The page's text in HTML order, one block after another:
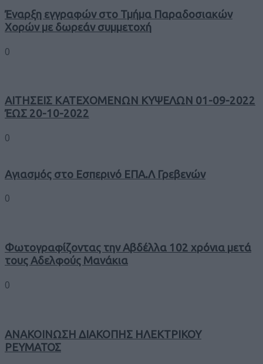
Έναρξη εγγραφών στο Τμήμα Παραδοσιακών
Χορών με δωρεάν συμμετοχή
0
ΑΙΤΗΣΕΙΣ ΚΑΤΕΧΟΜΕΝΩΝ ΚΥΨΕΛΩΝ 01-09-2022
ΈΩΣ 20-10-2022
0
Αγιασμός στο Εσπερινό ΕΠΑ.Λ Γρεβενών
0
Φωτογραφίζοντας την Αβδέλλα 102 χρόνια μετά
τους Αδελφούς Μανάκια
0
ΑΝΑΚΟΙΝΩΣΗ ΔΙΑΚΟΠΗΣ ΗΛΕΚΤΡΙΚΟΥ
ΡΕΥΜΑΤΟΣ